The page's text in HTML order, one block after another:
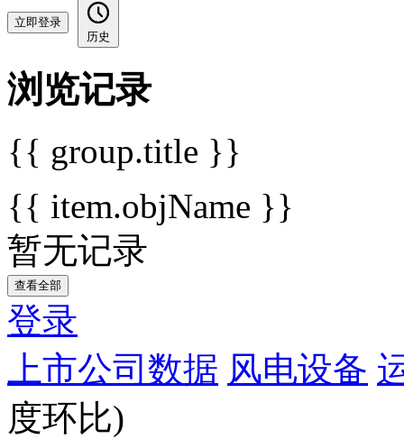
立即登录
历史
浏览记录
{{ group.title }}
{{ item.objName }}
暂无记录
查看全部
登录
上市公司数据 风电设备
度环比)